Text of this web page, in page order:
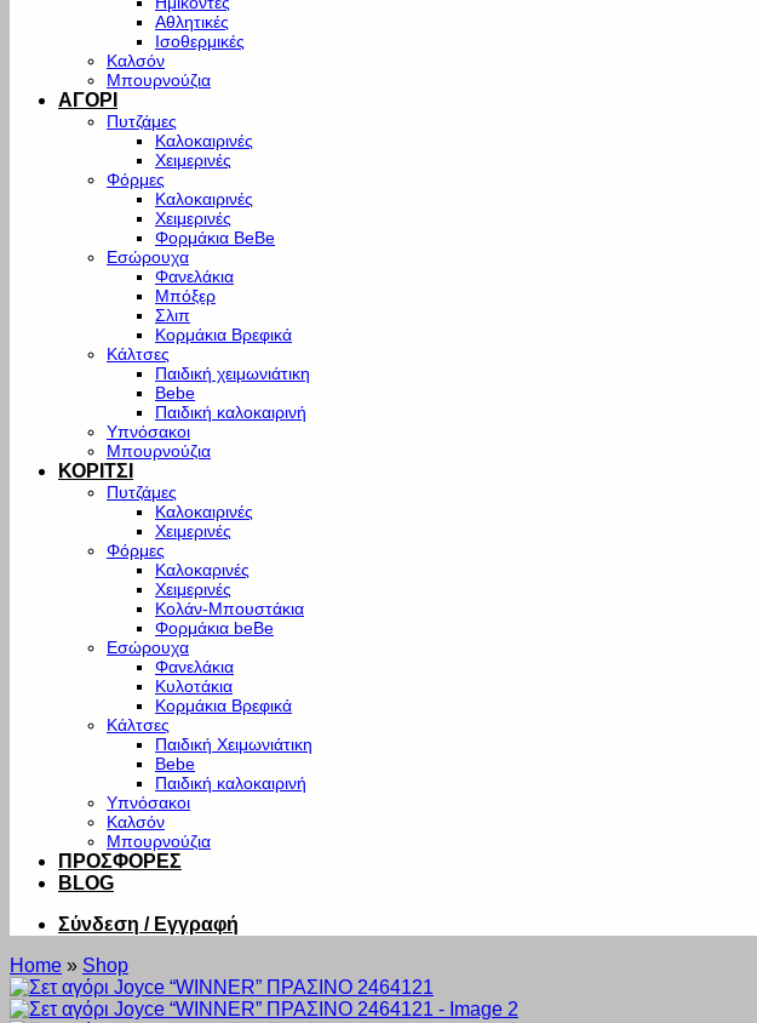
Αθλητικές
Ισοθερμικές
Καλσόν
Μπουρνούζια
ΑΓΟΡΙ
Πυτζάμες
Καλοκαιρινές
Χειμερινές
Φόρμες
Καλοκαιρινές
Χειμερινές
Φορμάκια BeBe
Εσώρουχα
Φανελάκια
Μπόξερ
Σλιπ
Κορμάκια Βρεφικά
Κάλτσες
Παιδική χειμωνιάτικη
Bebe
Παιδική καλοκαιρινή
Υπνόσακοι
Μπουρνούζια
ΚΟΡΙΤΣΙ
Πυτζάμες
Καλοκαιρινές
Χειμερινές
Φόρμες
Καλοκαρινές
Χειμερινές
Κολάν-Μπουστάκια
Φορμάκια beBe
Εσώρουχα
Φανελάκια
Κυλοτάκια
Κορμάκια Βρεφικά
Κάλτσες
Παιδική Χειμωνιάτικη
Bebe
Παιδική καλοκαιρινή
Υπνόσακοι
Καλσόν
Μπουρνούζια
ΠΡΟΣΦΟΡΕΣ
BLOG
Σύνδεση / Εγγραφή
Home » Shop